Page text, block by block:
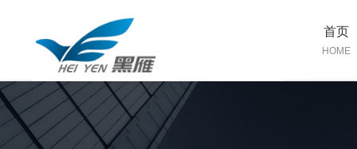
首页
HOME